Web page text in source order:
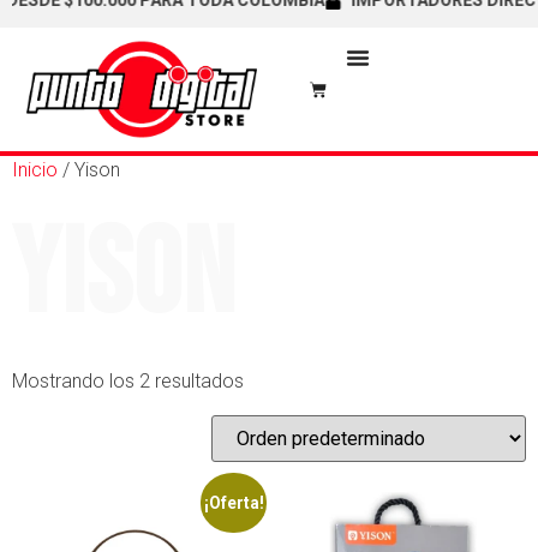
Inicio / Yison
Mostrando los 2 resultados
¡Oferta!